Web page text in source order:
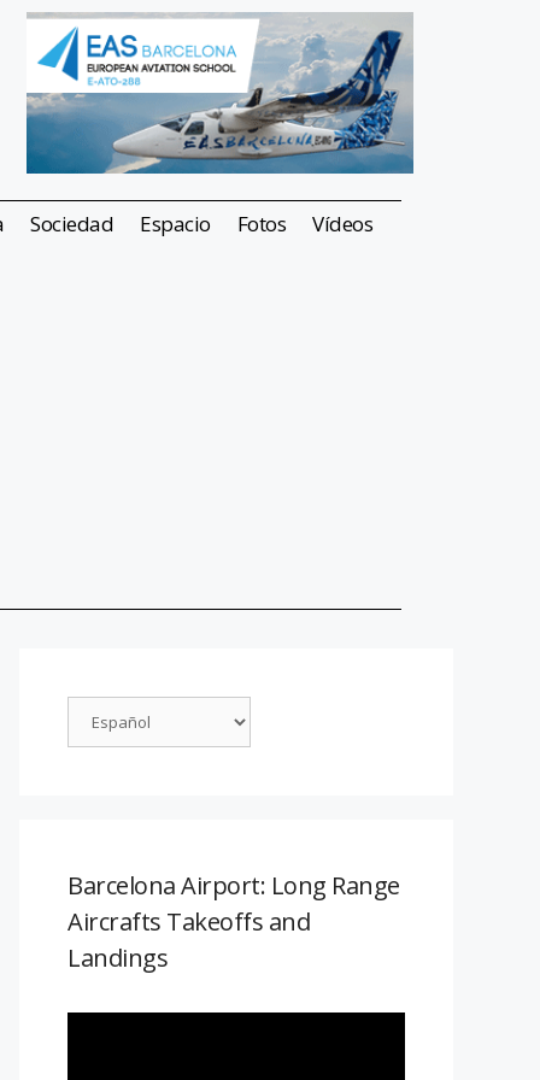
Sociedad Espacio Fotos Vídeos
Barcelona Airport: Long Range
Aircrafts Takeoffs and
Landings